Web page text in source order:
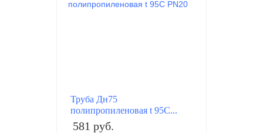
Труба Дн75
полипропиленовая t 95C...
581 руб.